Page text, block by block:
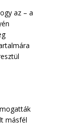
az – a
másfél